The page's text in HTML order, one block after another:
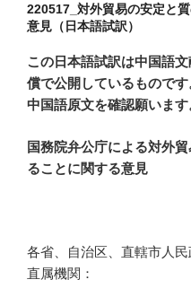
220517_対外貿易の安定と
意見（日本語試訳）
この日本語試訳は中国語
償で公開しているもので
中国語原文を確認願います
国務院弁公庁による対外
ることに関する意見
各省、自治区、直轄市人
直属機関：